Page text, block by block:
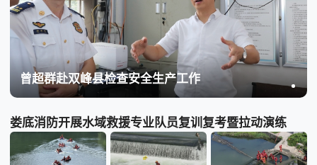
曾超群赴双峰县检查安全生产工作
娄底消防开展水域救援专业队员复训复考暨拉动演练